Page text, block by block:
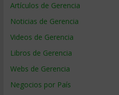
Artículos de Gerencia
Noticias de Gerencia
Videos de Gerencia
Libros de Gerencia
Webs de Gerencia
Negocios por País